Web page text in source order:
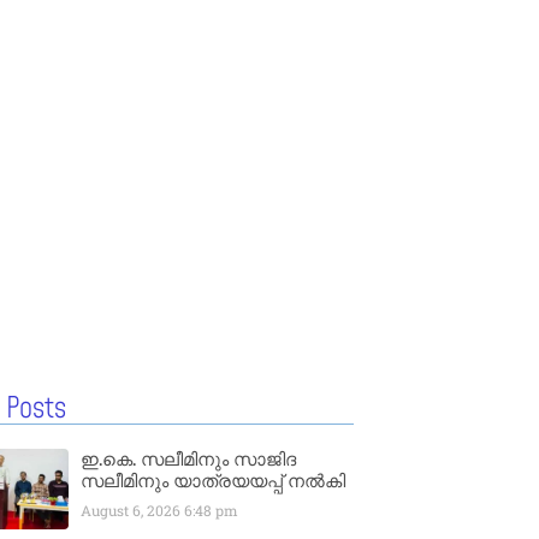
ഇ.കെ. സലീമിനും സാജിദ
സലീമിനും യാത്രയയപ്പ് നൽകി
August 6, 2026 6:48 pm